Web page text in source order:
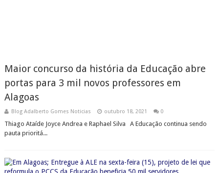
Maior concurso da história da Educação abre
portas para 3 mil novos professores em
Alagoas
Blog Adalberto Gomes Noticias outubro 18, 2021 0
Thiago Ataíde Joyce Andrea e Raphael Silva A Educação continua sendo
pauta prioritá...